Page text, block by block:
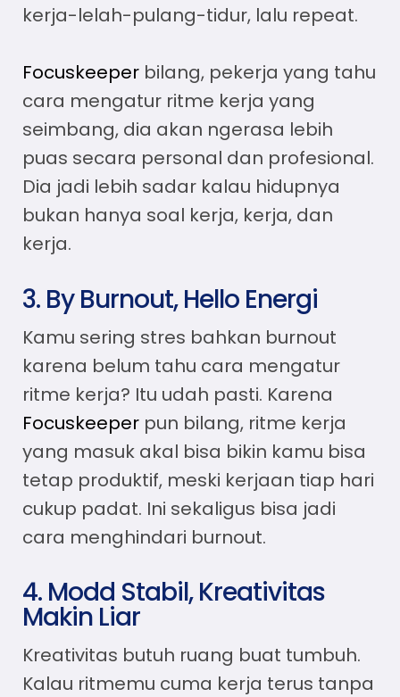
kerja-lelah-pulang-tidur, lalu repeat.
Focuskeeper bilang, pekerja yang tahu
cara mengatur ritme kerja yang
seimbang, dia akan ngerasa lebih
puas secara personal dan profesional.
Dia jadi lebih sadar kalau hidupnya
bukan hanya soal kerja, kerja, dan
kerja.
3. By Burnout, Hello Energi
Kamu sering stres bahkan burnout
karena belum tahu cara mengatur
ritme kerja? Itu udah pasti. Karena
Focuskeeper pun bilang, ritme kerja
yang masuk akal bisa bikin kamu bisa
tetap produktif, meski kerjaan tiap hari
cukup padat. Ini sekaligus bisa jadi
cara menghindari burnout.
4. Modd Stabil, Kreativitas
Makin Liar
Kreativitas butuh ruang buat tumbuh.
Kalau ritmemu cuma kerja terus tanpa